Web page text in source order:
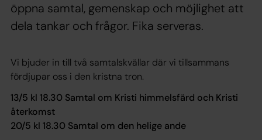
öppna samtal, gemenskap och möjlighet att
dela tankar och frågor. Fika serveras.
Vi bjuder in till två samtalskvällar där vi tillsammans
fördjupar oss i den kristna tron.
13/5 kl 18.30 Samtal om Kristi himmelsfärd och Kristi
återkomst
20/5 kl 18.30 Samtal om den helige ande